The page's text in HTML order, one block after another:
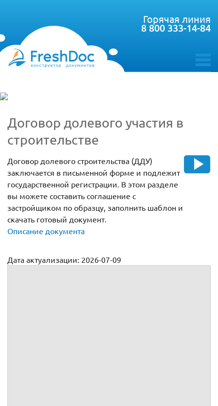
toggle
Горячая линия
8 800 333-14-84
Договор долевого участия в
строительстве
Договор долевого строительства (ДДУ)
заключается в письменной форме и подлежит
государственной регистрации. В этом разделе
вы можете составить соглашение с
застройщиком по образцу, заполнить шаблон и
скачать готовый документ.
Описание документа
Дата актуализации: 2026-07-09